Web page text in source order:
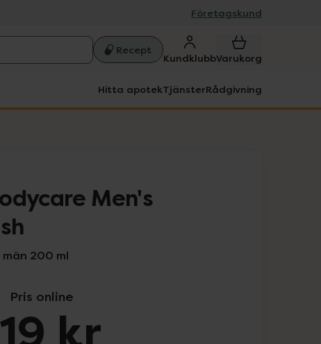
Företagskund
Recept
KundklubbVarukorg
Hitta apotekTjänsterRådgivning
Men's
200 ml
Pris online